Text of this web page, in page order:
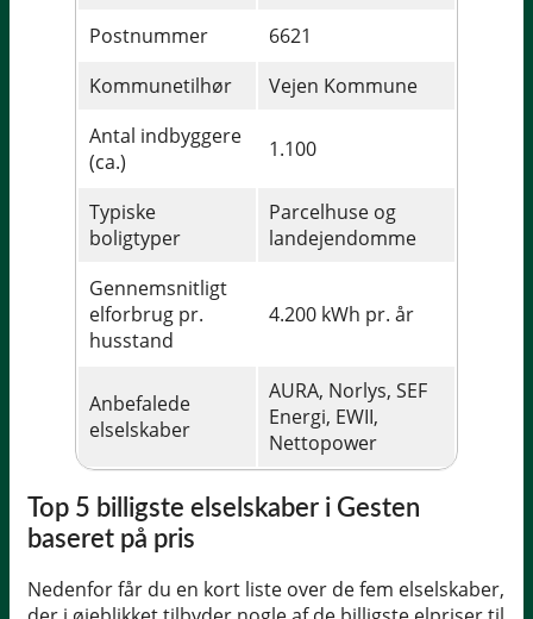
Postnummer
6621
Kommunetilhør
Vejen Kommune
Antal indbyggere
(ca.)
1.100
Typiske
boligtyper
Parcelhuse og
landejendomme
Gennemsnitligt
elforbrug pr.
husstand
4.200 kWh pr. år
Anbefalede
elselskaber
AURA, Norlys, SEF
Energi, EWII,
Nettopower
Top 5 billigste elselskaber i Gesten
baseret på pris
Nedenfor får du en kort liste over de fem elselskaber,